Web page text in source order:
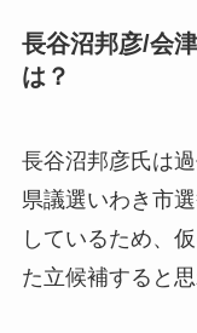
長谷沼邦彦/会
は？
長谷沼邦彦氏は
県議選いわき市
しているため、
た立候補すると思